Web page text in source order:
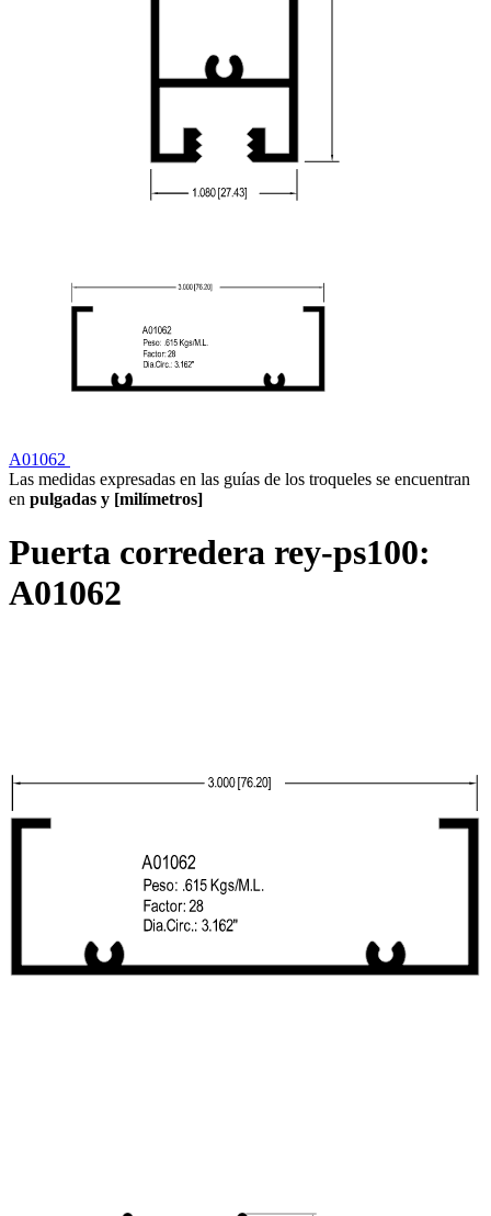
A01062
Las medidas expresadas en las guías de los troqueles se encuentran
en pulgadas y [milímetros]
Puerta corredera rey-ps100:
A01062